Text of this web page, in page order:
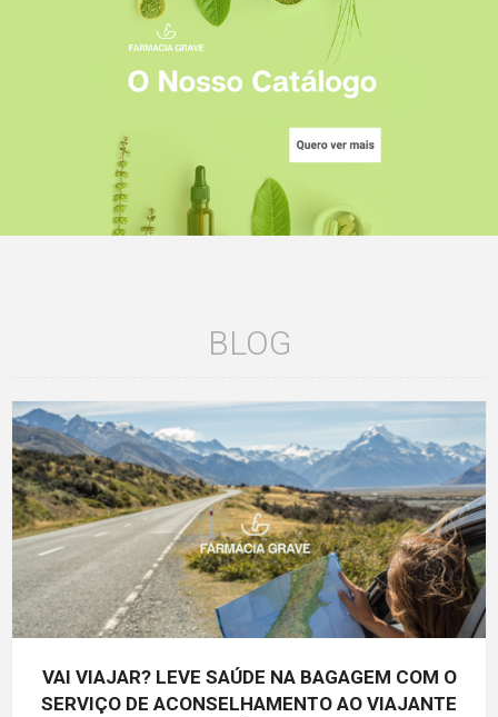
BLOG
VAI VIAJAR? LEVE SAÚDE NA BAGAGEM COM O
SERVIÇO DE ACONSELHAMENTO AO VIAJANTE